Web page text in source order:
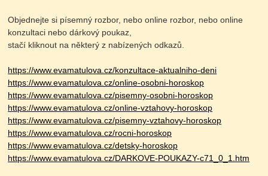
Objednejte si písemný rozbor, nebo online rozbor, nebo online
konzultaci nebo dárkový poukaz,
stačí kliknout na některý z nabízených odkazů.
https://www.evamatulova.cz/konzultace-aktualniho-deni
https://www.evamatulova.cz/online-osobni-horoskop
https://www.evamatulova.cz/pisemny-osobni-horoskop
https://www.evamatulova.cz/online-vztahovy-horoskop
https://www.evamatulova.cz/pisemny-vztahovy-horoskop
https://www.evamatulova.cz/rocni-horoskop
https://www.evamatulova.cz/detsky-horoskop
https://www.evamatulova.cz/DARKOVE-POUKAZY-c71_0_1.htm